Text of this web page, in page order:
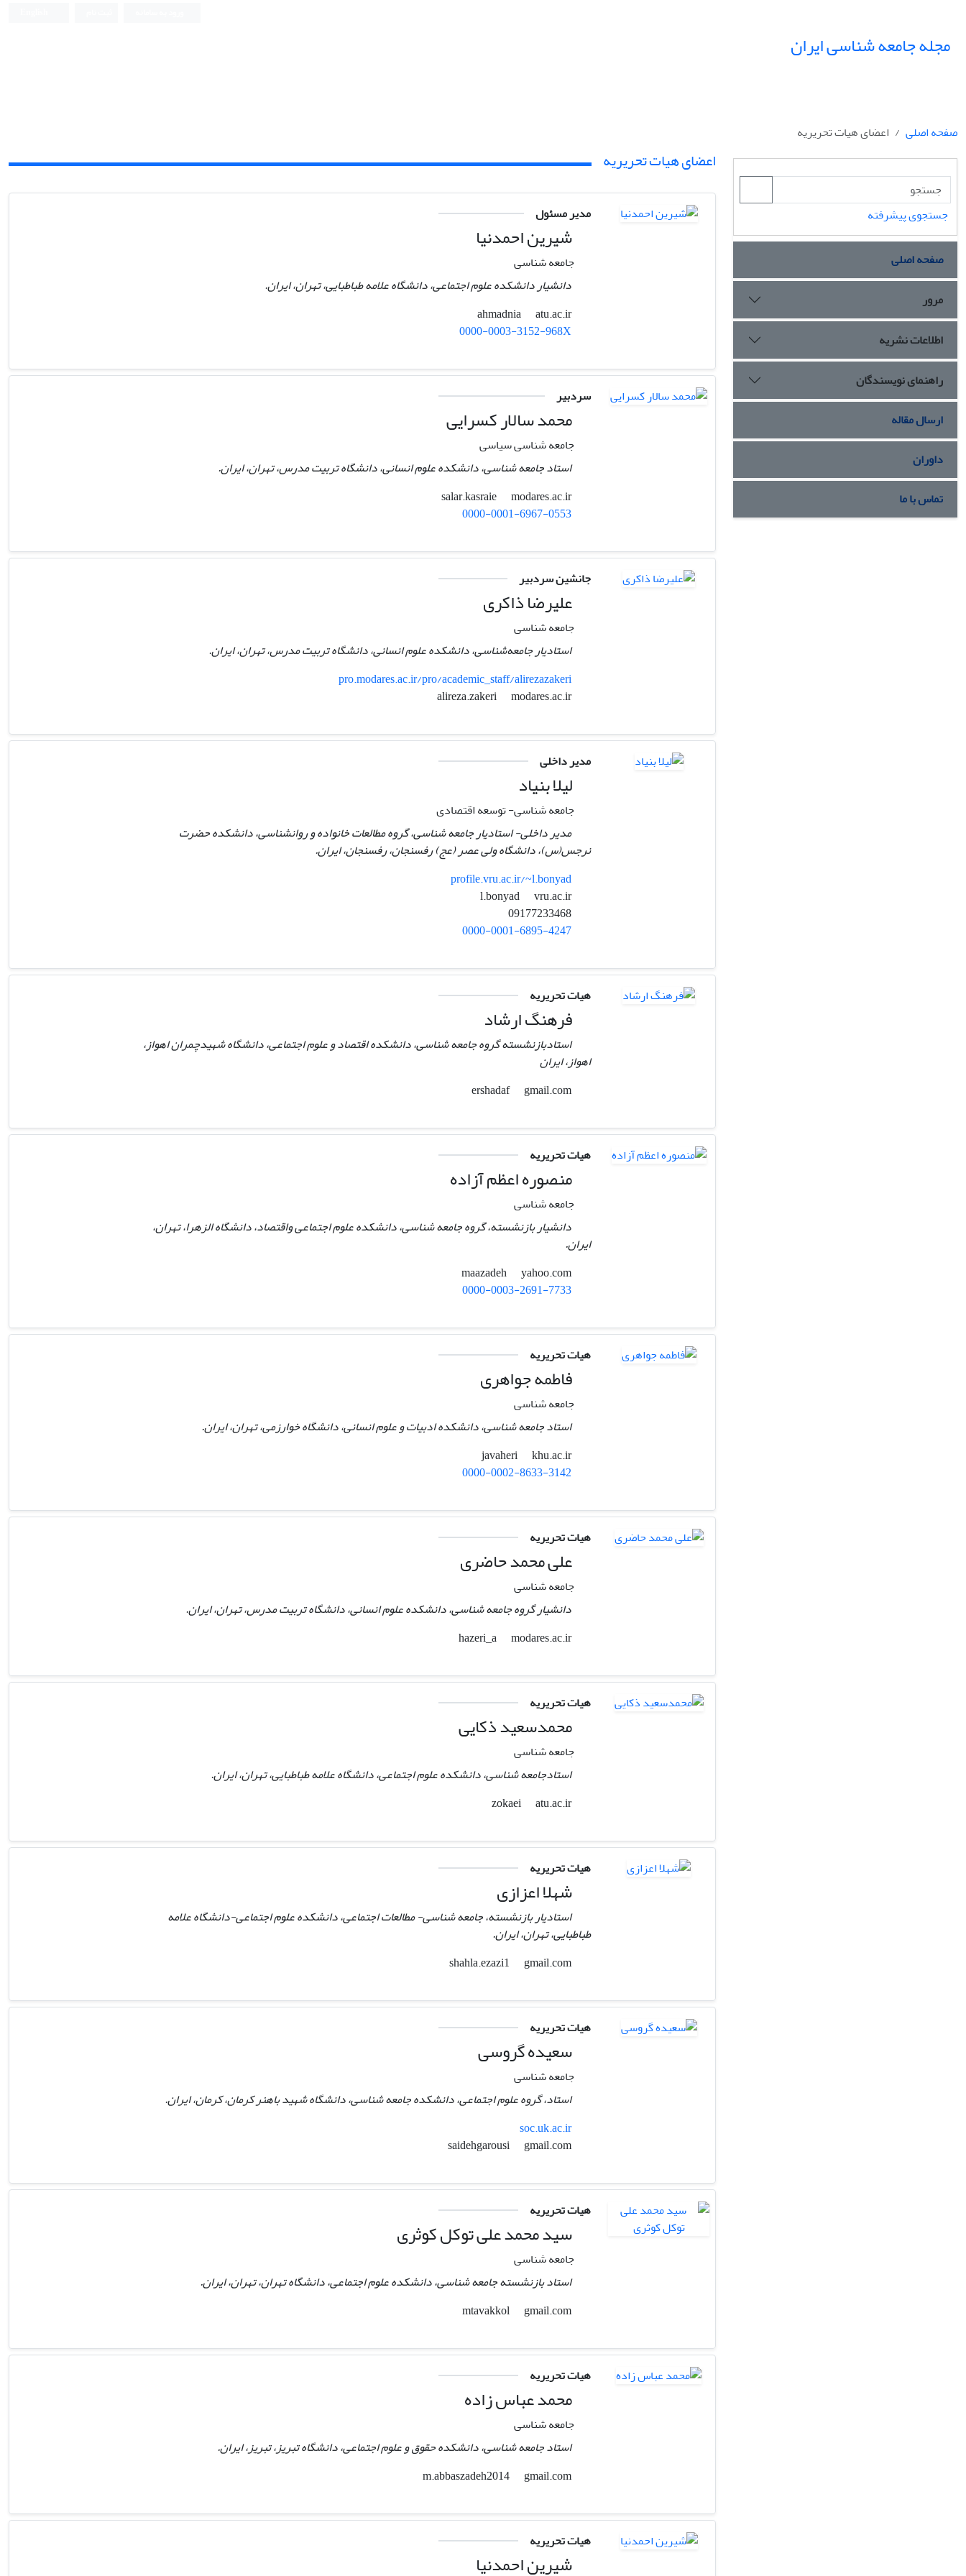
مجله جامعه شناسی ایران
صفحه اصلی اعضای هیات تحریریه
جستجوی پیشرفته
صفحه اصلی
مرور
اطلاعات نشریه
راهنمای نویسندگان
ارسال مقاله
داوران
تماس با ما
اعضای هیات تحریریه
مدیر مسئول
شیرین احمدنیا
جامعه شناسی
دانشیار دانشکده علوم اجتماعی، دانشگاه علامه طباطبایی، تهران، ایران.
ahmadnia
atu.ac.ir
0000-0003-3152-968X
سردبیر
محمد سالار کسرایی
جامعه شناسی سیاسی
استاد جامعه شناسی، دانشکده علوم انسانی، دانشگاه تربیت مدرس، تهران، ایران.
salar.kasraie
modares.ac.ir
0000-0001-6967-0553
جانشین سردبیر
علیرضا ذاکری
جامعه شناسی
استادیار جامعه‌شناسی، دانشکده علوم انسانی، دانشگاه تربیت مدرس، تهران، ایران.
pro.modares.ac.ir/pro/academic_staff/alirezazakeri
alireza.zakeri
modares.ac.ir
مدیر داخلی
لیلا بنیاد
جامعه شناسی- توسعه اقتصادی
مدیر داخلی- استادیار جامعه شناسی، گروه مطالعات خانواده و روانشناسی، دانشکده حضرت
نرجس(س)، دانشگاه ولی عصر (عج) رفسنجان، رفسنجان، ایران.
profile.vru.ac.ir/~l.bonyad
l.bonyad
vru.ac.ir
0000-0001-6895-4247
هیات تحریریه
فرهنگ ارشاد
استادبازنشسته گروه جامعه شناسی، دانشکده اقتصاد و علوم اجتماعی، دانشگاه شهیدچمران اهواز،
اهواز، ایران
gmail.com
هیات تحریریه
منصوره اعظم آزاده
جامعه شناسی
دانشیار بازنشسته، گروه جامعه شناسی، دانشکده علوم اجتماعی واقتصاد، دانشگاه الزهرا، تهران،
ایران.
yahoo.com
0000-0003-2691-7733
هیات تحریریه
فاطمه جواهری
جامعه شناسی
استاد جامعه شناسی، دانشکده ادبیات و علوم انسانی، دانشگاه خوارزمی، تهران، ایران.
javaheri
khu.ac.ir
0000-0002-8633-3142
هیات تحریریه
علی محمد حاضری
جامعه شناسی
دانشیار گروه جامعه شناسی، دانشکده علوم انسانی، دانشگاه تربیت مدرس، تهران، ایران.
hazeri_a
modares.ac.ir
هیات تحریریه
محمدسعید ذکایی
جامعه شناسی
استادجامعه شناسی، دانشکده علوم اجتماعی، دانشگاه علامه طباطبایی، تهران، ایران.
zokaei
atu.ac.ir
هیات تحریریه
شهلا اعزازی
استادیار بازنشسته، جامعه شناسی- مطالعات اجتماعی، دانشکده علوم اجتماعی-دانشگاه علامه
طباطبایی، تهران، ایران.
gmail.com
هیات تحریریه
سعیده گروسی
جامعه شناسی
استاد، گروه علوم اجتماعی، دانشکده جامعه شناسی، دانشگاه شهید باهنر کرمان، کرمان، ایران.
soc.uk.ac.ir
gmail.com
هیات تحریریه
سید محمد علی توکل کوثری
جامعه شناسی
استاد بازنشسته جامعه شناسی، دانشکده علوم اجتماعی، دانشگاه تهران، تهران، ایران.
gmail.com
هیات تحریریه
محمد عباس زاده
جامعه شناسی
استاد جامعه شناسی، دانشکده حقوق و علوم اجتماعی، دانشگاه تبریز، تبریز، ایران.
gmail.com
هیات تحریریه
شیرین احمدنیا